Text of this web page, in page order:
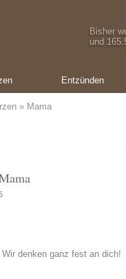
Bisher
und
Entzünden
» Mama
denken ganz fest an dich!